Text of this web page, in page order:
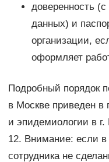
доверенность
данных) и
организации,
оформляет
Подробный порядок
в Москве приведен в
и эпидемиологии в
12. Внимание: если
сотрудника не